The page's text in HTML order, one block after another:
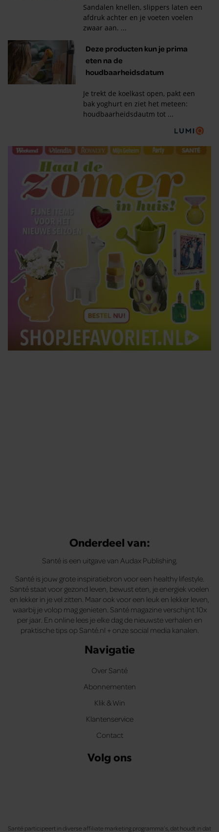
Onderdeel van:
Santé is een uitgave van Audax Publishing.
Santé is jouw grote inspiratiebron voor een healthy lifestyle.
Santé staat voor gezond leven, bewust eten, je energiek voelen
en lekker in je vel zitten. Maar ook voor een leuk en lekker leven,
waarbij je volop mag genieten. Santé magazine verschijnt 10x
per jaar. En online lees je elke dag de nieuwste verhalen en
praktische tips op Santé.nl + onze social media kanalen.
Navigatie
Over Santé
Abonnementen
Klik & Win
Klantenservice
Contact
Volg ons
Santé participeert in diverse affiliate marketing programma’s, dat houdt in dat